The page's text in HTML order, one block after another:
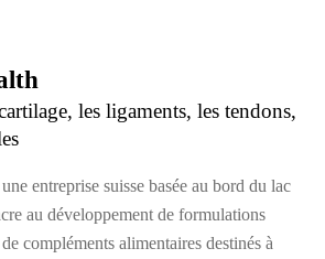
les ligaments, les tendons,
entreprise suisse basée au bord du lac
au développement de formulations
compléments alimentaires destinés à